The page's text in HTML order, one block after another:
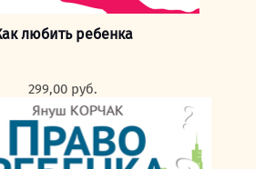
любить ребенка
299,00 руб.